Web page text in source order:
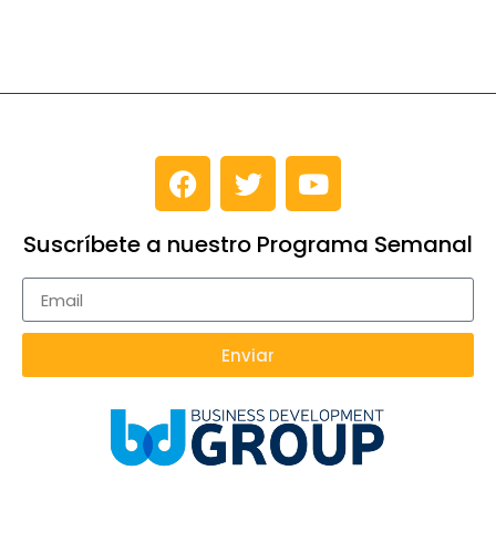
Suscríbete a nuestro Programa Semanal
Enviar